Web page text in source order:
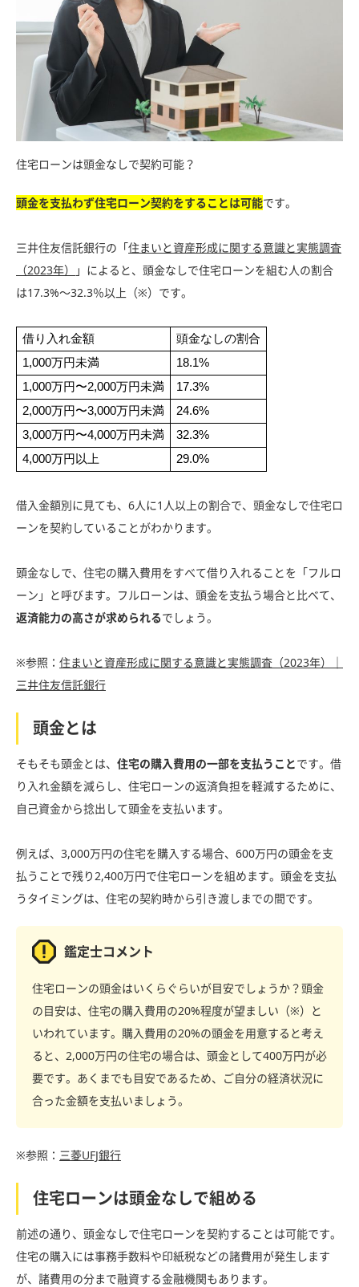
住宅ローンは頭金なしで契約可能？
頭金を支払わず住宅ローン契約をすることは可能です。
三井住友信託銀行の「住まいと資産形成に関する意識と実態調査
（2023年）
」によると、頭金なしで住宅ローンを組む人の割合
は17.3%〜32.3％以上（※）です。
借り入れ金額
頭金なしの割合
1,000万円未満
18.1%
1,000万円〜2,000万円未満
17.3%
2,000万円〜3,000万円未満
24.6%
3,000万円〜4,000万円未満
32.3%
4,000万円以上
29.0%
借入金額別に見ても、6人に1人以上の割合で、頭金なしで住宅ロ
ーンを契約していることがわかります。
頭金なしで、住宅の購入費用をすべて借り入れることを「フルロ
ーン」と呼びます。フルローンは、頭金を支払う場合と比べて、
返済能力の高さが求められるでしょう。
※参照： 住まいと資産形成に関する意識と実態調査（2023年）｜
三井住友信託銀行
頭金とは
そもそも頭金とは、 住宅の購入費用の一部を支払うことです。借
り入れ金額を減らし、住宅ローンの返済負担を軽減するために、
自己資金から捻出して頭金を支払います。
例えば、3,000万円の住宅を購入する場合、600万円の頭金を支
払うことで残り2,400万円で住宅ローンを組めます。頭金を支払
うタイミングは、住宅の契約時から引き渡しまでの間です。
鑑定士コメント
住宅ローンの頭金はいくらぐらいが目安でしょうか？頭金
の目安は、住宅の購入費用の20%程度が望ましい（※）と
いわれています。購入費用の20%の頭金を用意すると考え
ると、2,000万円の住宅の場合は、頭金として400万円が必
要です。あくまでも目安であるため、ご自分の経済状況に
合った金額を支払いましょう。
※参照： 三菱UFJ銀行
住宅ローンは頭金なしで組める
前述の通り、頭金なしで住宅ローンを契約することは可能です。
住宅の購入には事務手数料や印紙税などの諸費用が発生します
が、諸費用の分まで融資する金融機関もあります。